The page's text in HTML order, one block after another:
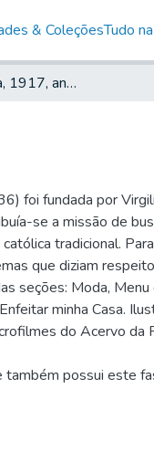
& ColeçõesTudo
Revista Feminina, 1917, ano IV, n 043
foi fundada por
se a missão de
tradicional.
que diziam
seções: Moda, Menu
minha Casa.
do Acervo da
possui este